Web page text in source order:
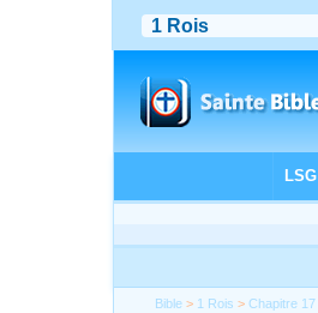
Bible > 1 Rois >Chapitre 17